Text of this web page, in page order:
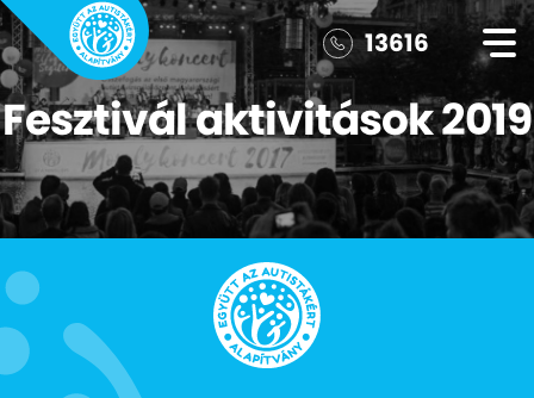
13616
Fesztivál aktivitások 2019